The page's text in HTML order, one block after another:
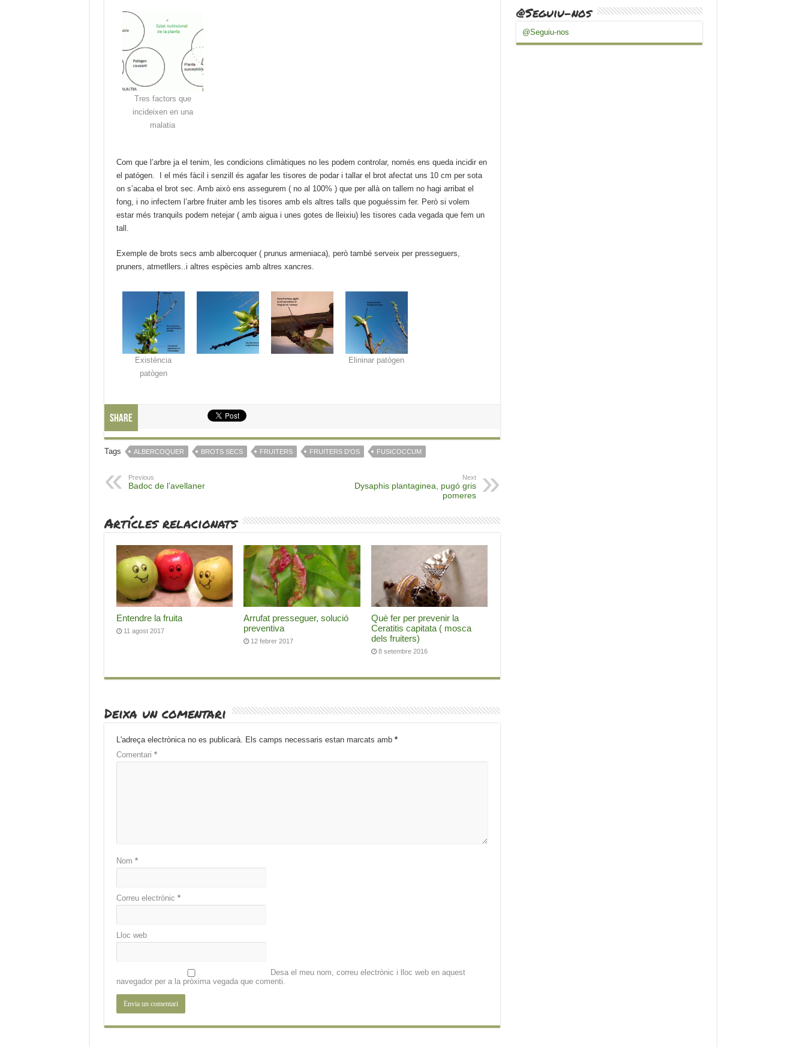
Tres factors que
incideixen en una
malatia
Com que l’arbre ja el tenim, les condicions climàtiques no les podem controlar, només ens queda incidir en
el patógen. I el més fàcil i senzill és agafar les tisores de podar i tallar el brot afectat uns 10 cm per sota
on s’acaba el brot sec. Amb això ens assegurem ( no al 100% ) que per allà on tallem no hagi arribat el
fong, i no infectem l’arbre fruiter amb les tisores amb els altres talls que poguéssim fer. Però si volem
estar més tranquils podem netejar ( amb aigua i unes gotes de lleixiu) les tisores cada vegada que fem un
tall.
Exemple de brots secs amb albercoquer ( prunus armeniaca), però també serveix per presseguers,
pruners, atmetllers..i altres espècies amb altres xancres.
Existència
patògen
Elininar patògen
Share
Tags ALBERCOQUER BROTS SECS FRUITERS FRUITERS D'OS FUSICOCCUM
Previous
Badoc de l’avellaner
Next
Dysaphis plantaginea, pugó gris
pomeres
Artícles relacionats
Entendre la fruita
11 agost 2017
Arrufat presseguer, solució
preventiva
12 febrer 2017
Què fer per prevenir la
Ceratitis capitata ( mosca
dels fruiters)
8 setembre 2016
Deixa un comentari
L'adreça electrònica no es publicarà. Els camps necessaris estan marcats amb *
Comentari *
Nom *
Correu electrònic *
Lloc web
Desa el meu nom, correu electrònic i lloc web en aquest
navegador per a la pròxima vegada que comenti.
@Seguiu-nos
@Seguiu-nos